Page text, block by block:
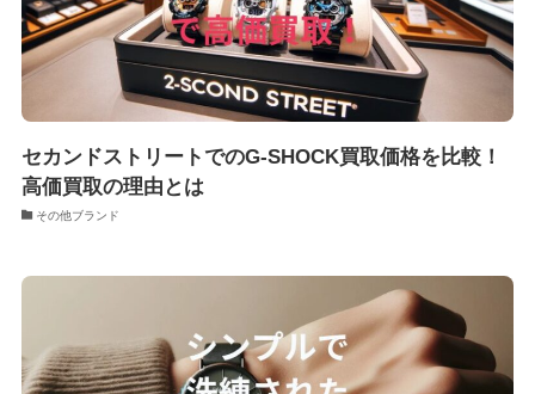
セカンドストリートでのG-SHOCK買取価格を比較！
高価買取の理由とは
その他ブランド